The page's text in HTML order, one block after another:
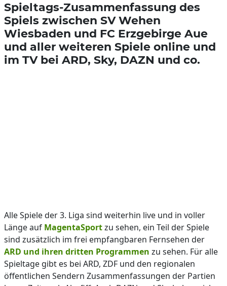
Spieltags-Zusammenfassung des
Spiels zwischen SV Wehen
Wiesbaden und FC Erzgebirge Aue
und aller weiteren Spiele online und
im TV bei ARD, Sky, DAZN und co.
Alle Spiele der 3. Liga sind weiterhin live und in voller
Länge auf MagentaSportzu sehen, ein Teil der Spiele
sind zusätzlich im frei empfangbaren Fernsehen der
ARD und ihren dritten Programmen zu sehen. Für alle
Spieltage gibt es bei ARD, ZDF und den regionalen
öffentlichen Sendern Zusammenfassungen der Partien